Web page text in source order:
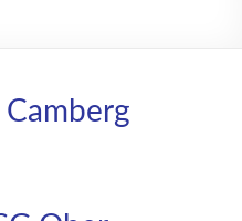
Camberg